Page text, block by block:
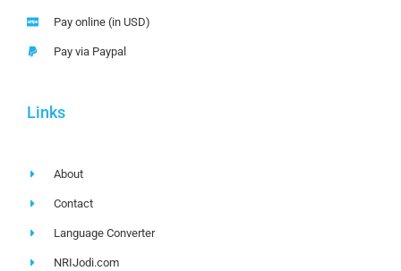
Pay online (in USD)
Pay via Paypal
Links
About
Contact
Language Converter
NRIJodi.com